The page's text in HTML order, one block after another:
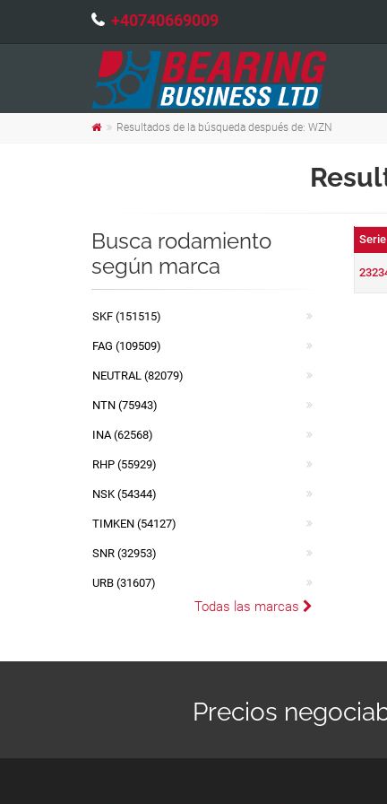
+40740669009
Resultados de la búsqueda después de: WZN
Busca rodamiento
según marca
SKF (151515)
FAG (109509)
NEUTRAL (82079)
NTN (75943)
INA (62568)
RHP (55929)
NSK (54344)
TIMKEN (54127)
SNR (32953)
URB (31607)
Todas las marcas
Precios